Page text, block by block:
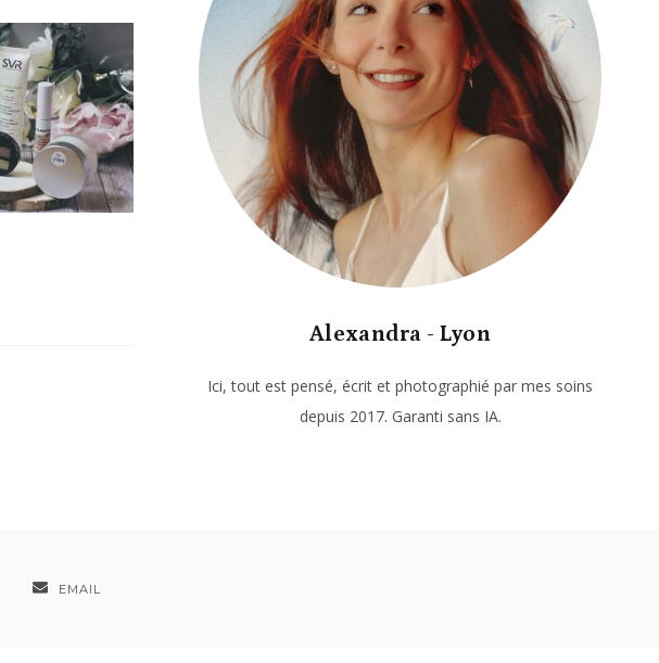
Alexandra - Lyon
Ici, tout est pensé, écrit et photographié par mes soins
depuis 2017. Garanti sans IA.
EMAIL